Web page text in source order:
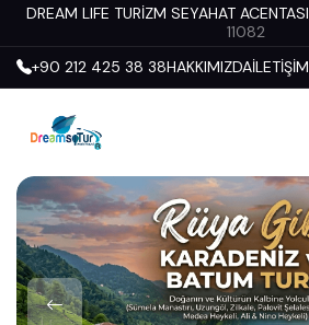
DREAM LIFE TURİZM SEYAHAT ACENTASI
11082
+90 212 425 38 38HAKKIMIZDAİLETİŞİM